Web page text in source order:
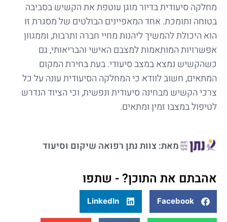
מחלקה סיעודית בדיור מוגן עוטפת את הקשיש בסביבה
בטוחה ותומכת. אחד המאפיינים הבולטים של מסגרת זו
הוא היכולת להמשיך ליהנות מחיי חברה ותרבות, וממגוון
אפשרויות המותאמות למצבם האישי והבריאותי, גם
כשהקשיש נמצא במצב סיעודי. בעת בחירת המקום
המתאים, חשוב לוודא כי המחלקה הסיעודית עונה על כל
צרכי הקשיש מבחינה סיעודית ונפשית, וכי הציוד הנדרש
לטיפול במצבו זמין ומתאים.
מאת: צוות נתן רפואה שיקום וסיעוד
אהבתם את התוכן? - שתפו
Facebook
LinkedIn